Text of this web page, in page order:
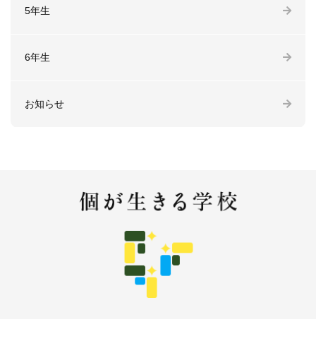
5年生
6年生
お知らせ